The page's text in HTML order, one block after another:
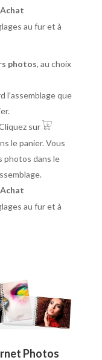
Achat
au fur et à
photos, au choix
l’assemblage que
sur
le panier. Vous
photos dans le
Achat
au fur et à
Photos